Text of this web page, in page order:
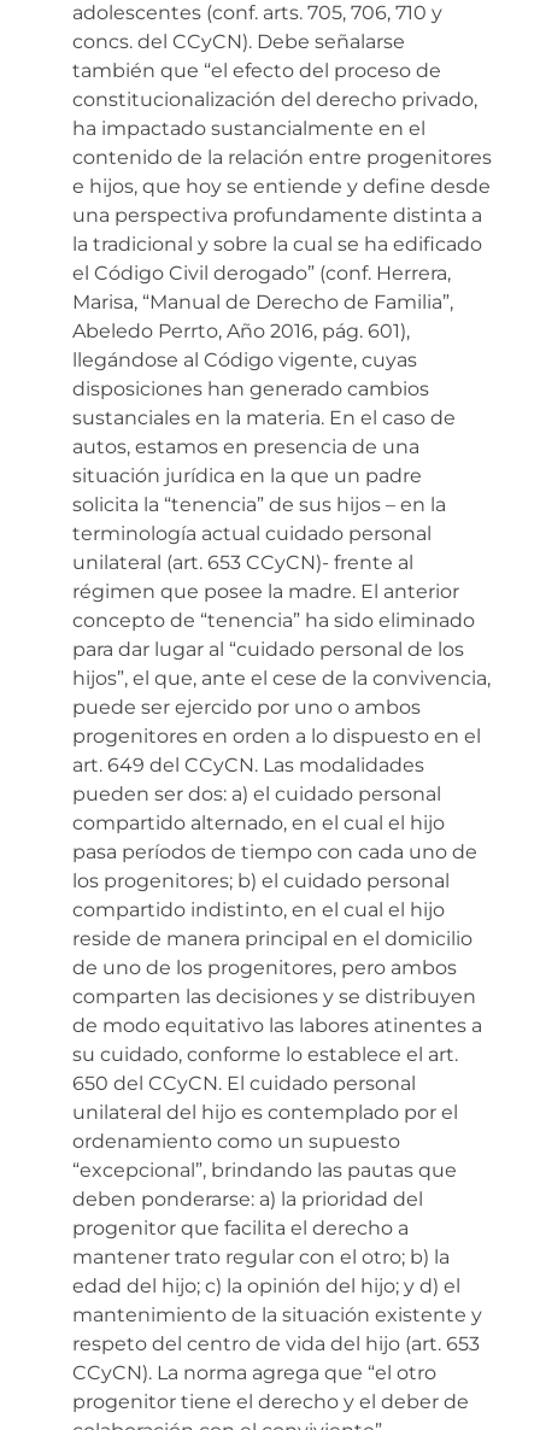
adolescentes (conf. arts. 705, 706, 710 y
concs. del CCyCN). Debe señalarse
también que “el efecto del proceso de
constitucionalización del derecho privado,
ha impactado sustancialmente en el
contenido de la relación entre progenitores
e hijos, que hoy se entiende y define desde
una perspectiva profundamente distinta a
la tradicional y sobre la cual se ha edificado
el Código Civil derogado” (conf. Herrera,
Marisa, “Manual de Derecho de Familia”,
Abeledo Perrto, Año 2016, pág. 601),
llegándose al Código vigente, cuyas
disposiciones han generado cambios
sustanciales en la materia. En el caso de
autos, estamos en presencia de una
situación jurídica en la que un padre
solicita la “tenencia” de sus hijos – en la
terminología actual cuidado personal
unilateral (art. 653 CCyCN)- frente al
régimen que posee la madre. El anterior
concepto de “tenencia” ha sido eliminado
para dar lugar al “cuidado personal de los
hijos”, el que, ante el cese de la convivencia,
puede ser ejercido por uno o ambos
progenitores en orden a lo dispuesto en el
art. 649 del CCyCN. Las modalidades
pueden ser dos: a) el cuidado personal
compartido alternado, en el cual el hijo
pasa períodos de tiempo con cada uno de
los progenitores; b) el cuidado personal
compartido indistinto, en el cual el hijo
reside de manera principal en el domicilio
de uno de los progenitores, pero ambos
comparten las decisiones y se distribuyen
de modo equitativo las labores atinentes a
su cuidado, conforme lo establece el art.
650 del CCyCN. El cuidado personal
unilateral del hijo es contemplado por el
ordenamiento como un supuesto
“excepcional”, brindando las pautas que
deben ponderarse: a) la prioridad del
progenitor que facilita el derecho a
mantener trato regular con el otro; b) la
edad del hijo; c) la opinión del hijo; y d) el
mantenimiento de la situación existente y
respeto del centro de vida del hijo (art. 653
CCyCN). La norma agrega que “el otro
progenitor tiene el derecho y el deber de